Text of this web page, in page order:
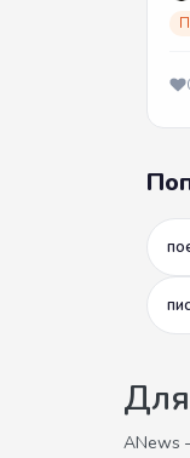
ANews